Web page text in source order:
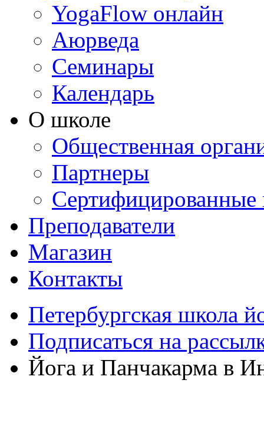
YogaFlow онлайн
Аюрведа
Семинары
Календарь
О школе
Общественная
Партнеры
Сертифицированные
Преподаватели
Магазин
Контакты
Петербургская школа
Подписаться на
Йога и Панчакарма в